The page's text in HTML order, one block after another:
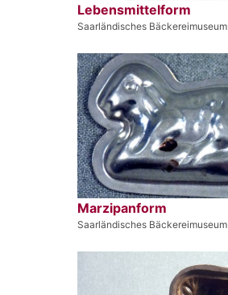
Lebensmittelform
Saarländisches Bäckereimuseum
Marzipanform
Saarländisches Bäckereimuseum